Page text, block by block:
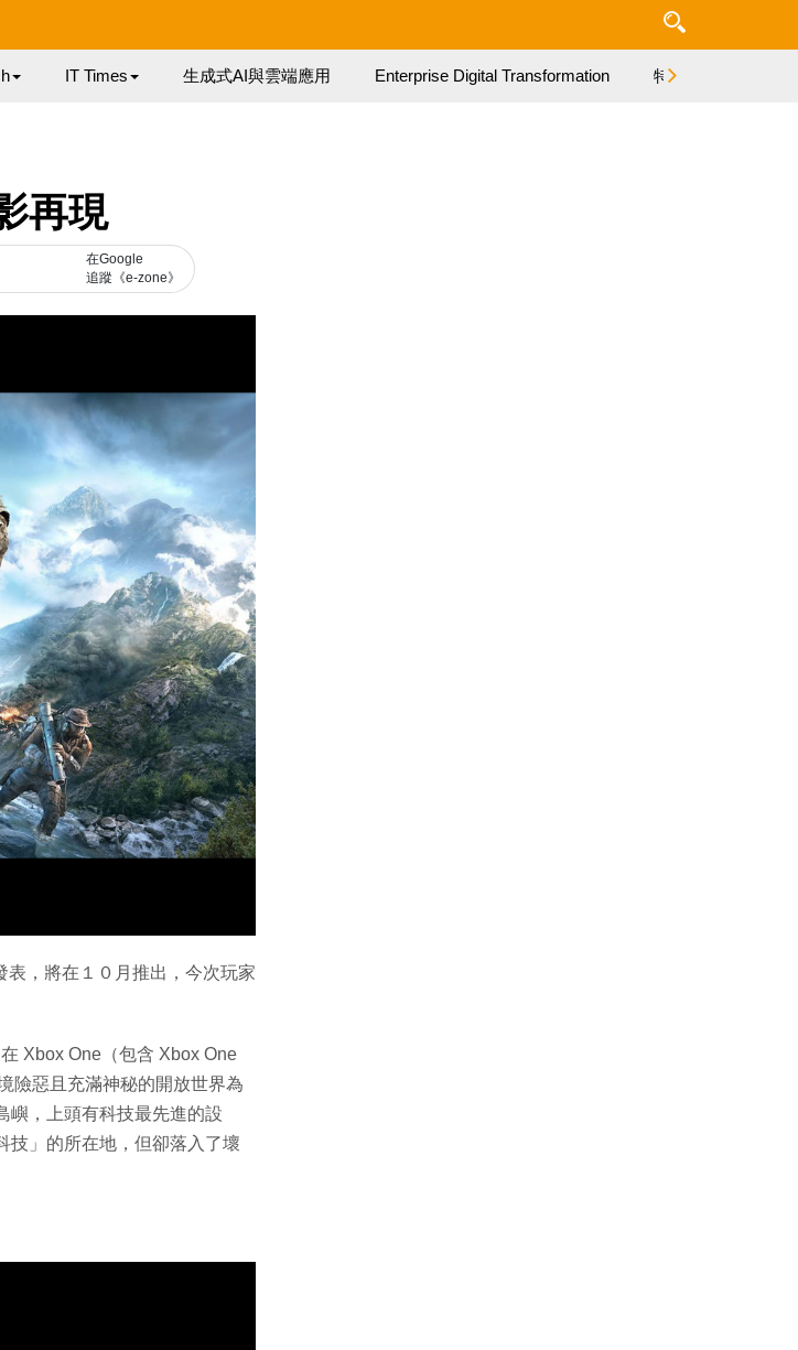
IT Times 生成式AI與雲端應用 Enterprise Digital Transformation 特集
再現
在Google
追蹤《e-zone》
表，將在１０月推出，今次玩家
Xbox One（包含 Xbox One
險惡且充滿神秘的開放世界為
嶼，上頭有科技最先進的設
技」的所在地，但卻落入了壞